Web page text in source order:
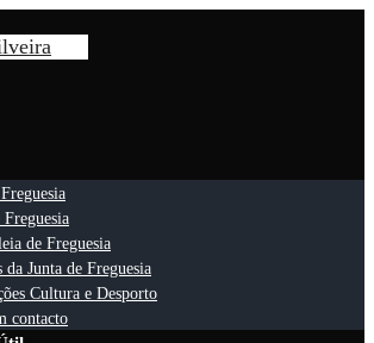
Freguesia
de Freguesia
da Junta de Freguesia
Cultura e Desporto
contacto